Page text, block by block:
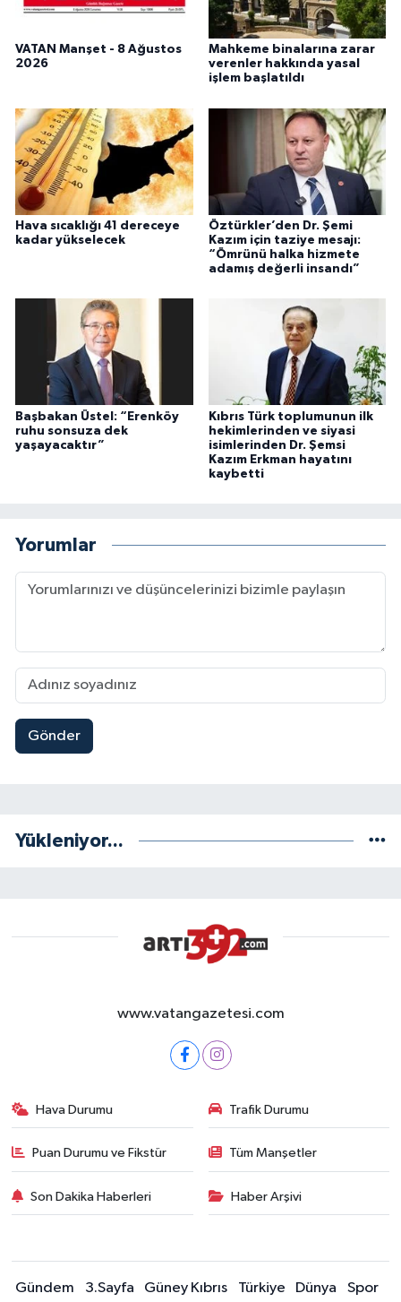
VATAN Manşet - 8 Ağustos
2026
Mahkeme binalarına zarar
verenler hakkında yasal
işlem başlatıldı
Hava sıcaklığı 41 dereceye
kadar yükselecek
Öztürkler’den Dr. Şemi
Kazım için taziye mesajı:
“Ömrünü halka hizmete
adamış değerli insandı”
Başbakan Üstel: “Erenköy
ruhu sonsuza dek
yaşayacaktır”
Kıbrıs Türk toplumunun ilk
hekimlerinden ve siyasi
isimlerinden Dr. Şemsi
Kazım Erkman hayatını
kaybetti
Yorumlar
Gönder
Yükleniyor...
www.vatangazetesi.com
Hava Durumu Trafik Durumu
Puan Durumu ve Fikstür Tüm Manşetler
Son Dakika Haberleri Haber Arşivi
Gündem 3.Sayfa Güney Kıbrıs Türkiye Dünya
Spor